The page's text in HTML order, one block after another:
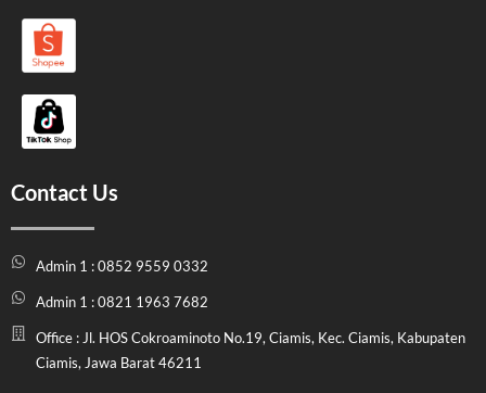
Contact Us
Admin 1 : 0852 9559 0332
Admin 1 : 0821 1963 7682
Office : Jl. HOS Cokroaminoto No.19, Ciamis, Kec. Ciamis, Kabupaten
Ciamis, Jawa Barat 46211